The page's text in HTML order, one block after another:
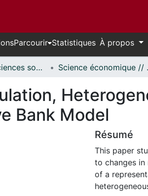
Parcourir Statistiques À propos
Faculté des sciences sociales // Faculty of Social Sciences
Bank Model
Résumé
This paper
to changes in
of a